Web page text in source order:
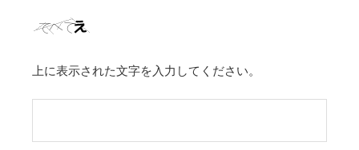
上に表示された文字を入力してください。